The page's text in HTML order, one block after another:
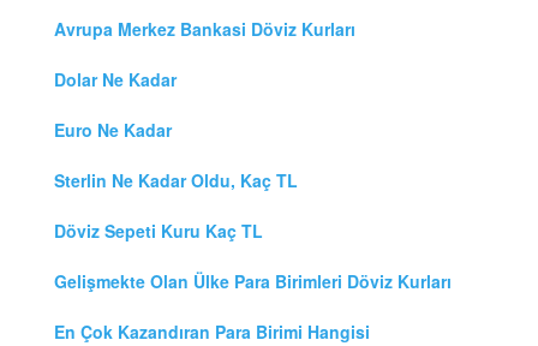
Avrupa Merkez Bankasi Döviz Kurları
Dolar Ne Kadar
Euro Ne Kadar
Sterlin Ne Kadar Oldu, Kaç TL
Döviz Sepeti Kuru Kaç TL
Gelişmekte Olan Ülke Para Birimleri Döviz Kurları
En Çok Kazandıran Para Birimi Hangisi